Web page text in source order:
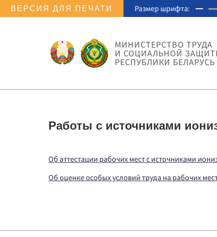
ВЕРСИЯ ДЛЯ ПЕЧАТИ Размер шрифта:
МИНИСТЕРСТВО ТРУДА
И СОЦИАЛЬНОЙ
РЕСПУБЛИКИ БЕЛАРУСЬ
Работы с источниками
Об аттестации рабочих мест с источниками
Об оценке особых условий труда на рабочих